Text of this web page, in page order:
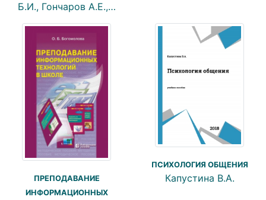
Б.И., Гончаров А.Е.,…
ПРЕПОДАВАНИЕ
ИНФОРМАЦИОННЫХ
ПСИХОЛОГИЯ ОБЩЕНИЯ
Капустина В.А.